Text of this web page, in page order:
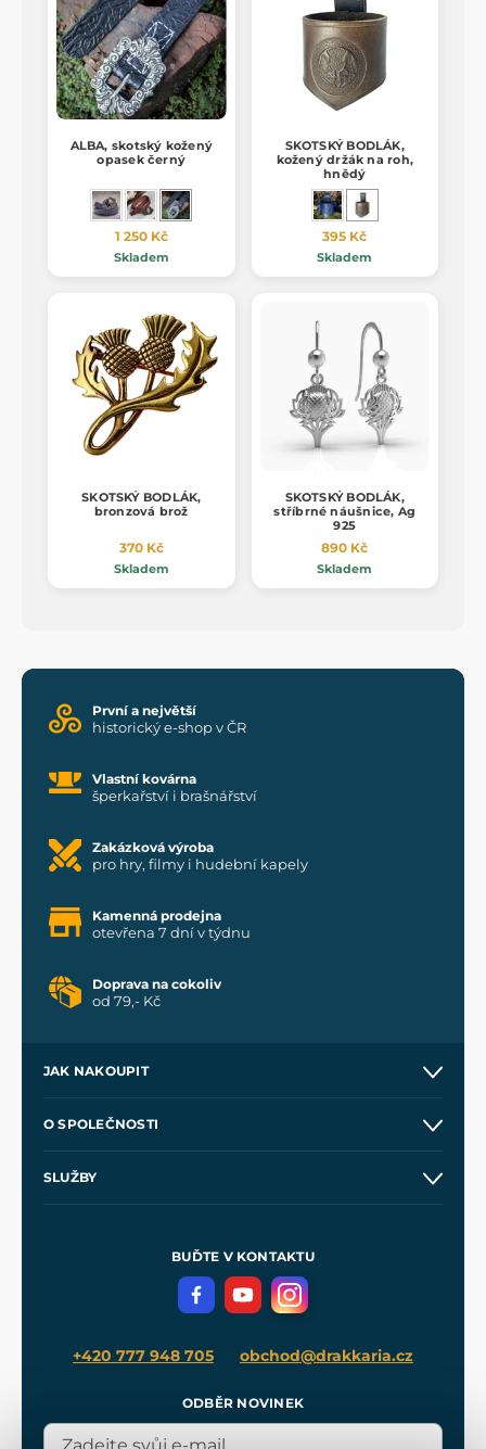
ALBA, skotský kožený
opasek černý
1 250 Kč
Skladem
SKOTSKÝ BODLÁK,
kožený držák na roh,
hnědý
395 Kč
Skladem
SKOTSKÝ BODLÁK,
bronzová brož
370 Kč
Skladem
SKOTSKÝ BODLÁK,
stříbrné náušnice, Ag
925
890 Kč
Skladem
První a největší
historický e-shop v ČR
Vlastní kovárna
šperkařství i brašnářství
Zakázková výroba
pro hry, filmy i hudební kapely
Kamenná prodejna
otevřena 7 dní v týdnu
Doprava na cokoliv
od 79,- Kč
JAK NAKOUPIT
Velkoobchod
O SPOLEČNOSTI
SLUŽBY
Meče pro Kingdom Come
BUĎTE V KONTAKTU
+420 777 948 705 obchod@drakkaria.cz
ODBĚR NOVINEK